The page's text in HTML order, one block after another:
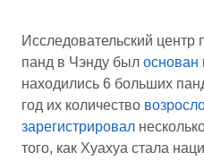
Исследовательский
панд в Чэнду был основан
находились 6 больших
год их количество
зарегистрировал
того, как Хуахуа стала